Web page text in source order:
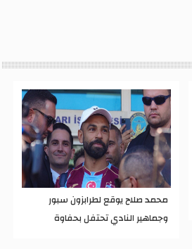
محمد صلاح يوقع لطرابزون سبور
وجماهير النادي تحتفل بحفاوة